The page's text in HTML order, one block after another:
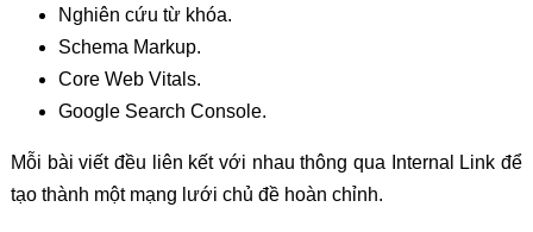
Nghiên cứu từ khóa.
Schema Markup.
Core Web Vitals.
Google Search Console.
Mỗi bài viết đều liên kết với nhau thông qua Internal Link để
tạo thành một mạng lưới chủ đề hoàn chỉnh.